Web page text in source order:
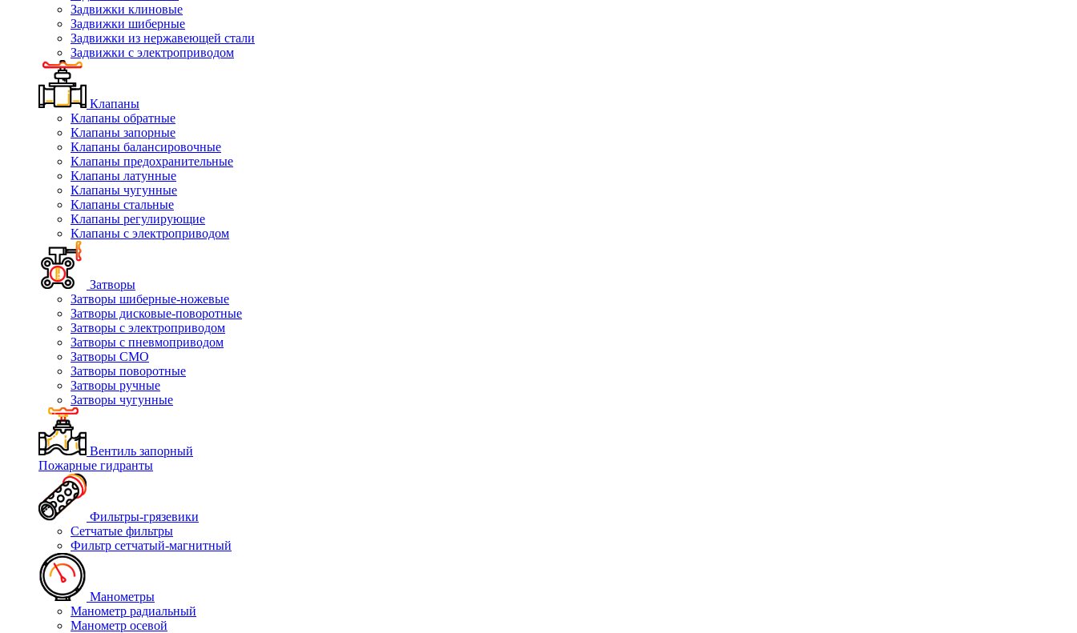
Задвижки клиновые
Задвижки шиберные
Задвижки из нержавеющей стали
Задвижки с электроприводом
Клапаны
Клапаны обратные
Клапаны запорные
Клапаны балансировочные
Клапаны предохранительные
Клапаны латунные
Клапаны чугунные
Клапаны стальные
Клапаны регулирующие
Клапаны с электроприводом
Затворы
Затворы шиберные-ножевые
Затворы дисковые-поворотные
Затворы с электроприводом
Затворы с пневмоприводом
Затворы СМО
Затворы поворотные
Затворы ручные
Затворы чугунные
Вентиль запорный
Пожарные гидранты
Фильтры-грязевики
Сетчатые фильтры
Фильтр сетчатый-магнитный
Манометры
Манометр радиальный
Манометр осевой